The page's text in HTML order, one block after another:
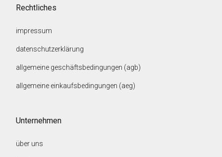
Rechtliches
impressum
datenschutzerklärung
allgemeine geschäftsbedingungen (agb)
allgemeine einkaufsbedingungen (aeg)
Unternehmen
über uns